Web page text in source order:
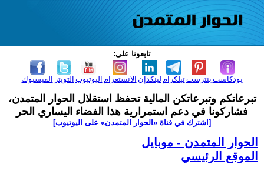
تابعونا على:
الفيسبوك التويتر اليوتيوب الانستغرام لينكدإن تيلكرامبنترست بودكاست
تبرعاتكم وتبرعاتكن المالية تحفظ استقلال الحوار المتمدن،
فشاركونا في دعم استمرارية هذا الفضاء اليساري الحر
[اشترك في قناة ‫«الحوار المتمدن» على اليوتيوب]
الحوار المتمدن - موبايل
الموقع الرئيسي